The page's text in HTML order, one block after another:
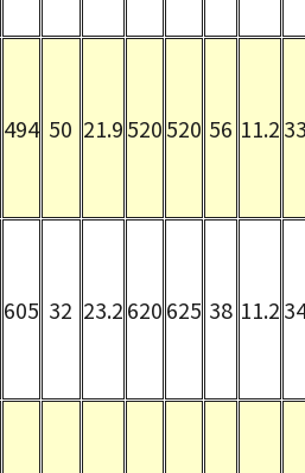
494 50 21.9520520 56 11.2
605 32 23.2620625 38 11.2